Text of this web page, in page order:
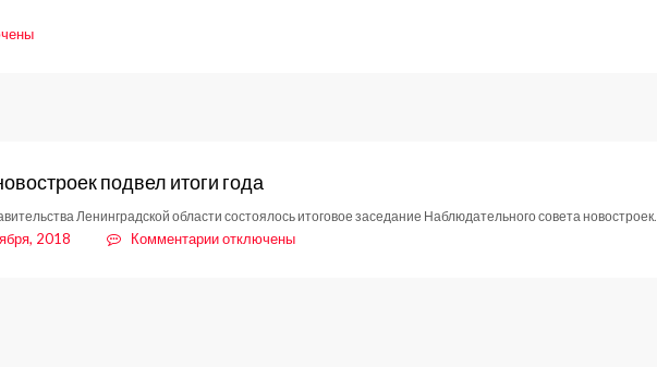
подвел итоги года
Ленинградской области состоялось итоговое заседание Наблюдательного совета новостроек.
2018 Комментариикотключены